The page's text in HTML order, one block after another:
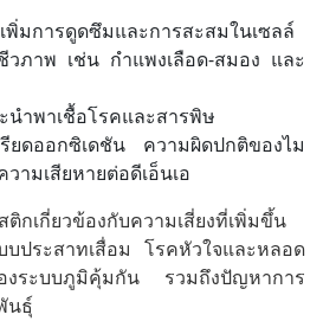
พิ่มการดูดซึมและการสะสมในเซลล์
วภาพ เช่น กำแพงเลือด-สมอง และ
ำพาเชื้อโรคและสารพิษ
รียดออกซิเดชัน ความผิดปกติของไม
ามเสียหายต่อดีเอ็นเอ
กเกี่ยวข้องกับความเสี่ยงที่เพิ่มขึ้น
บประสาทเสื่อม โรคหัวใจและหลอด
ระบบภูมิคุ้มกัน รวมถึงปัญหาการ
นธุ์